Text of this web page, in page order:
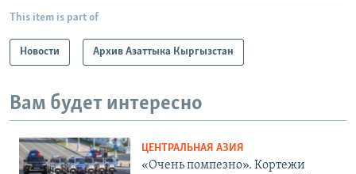
This item is part of
Новости Архив Азаттыка Кыргызстан
Вам будет интересно
ЦЕНТРАЛЬНАЯ АЗИЯ
«Очень помпезно». Кортежи